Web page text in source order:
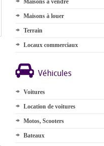
Maisons à vendre
Maisons à louer
Terrain
Locaux commerciaux
Véhicules
Voitures
Location de voitures
Motos, Scooters
Bateaux